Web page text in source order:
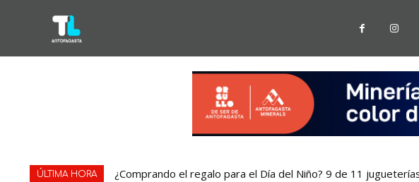
ÚLTIMA HORA ¿Comprando el regalo para el Día del Niño? 9 de 11